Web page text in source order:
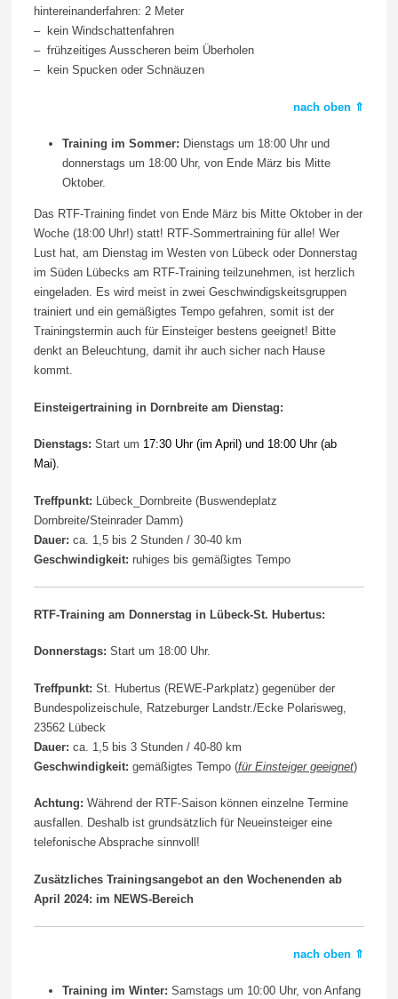
hintereinanderfahren: 2 Meter
– kein Windschattenfahren
– frühzeitiges Ausscheren beim Überholen
– kein Spucken oder Schnäuzen
nach oben ⇑
Training im Sommer: Dienstags um 18:00 Uhr und
donnerstags um 18:00 Uhr, von Ende März bis Mitte
Oktober.
Das RTF-Training findet von Ende März bis Mitte Oktober in der
Woche (18:00 Uhr!) statt! RTF-Sommertraining für alle! Wer
Lust hat, am Dienstag im Westen von Lübeck oder Donnerstag
im Süden Lübecks am RTF-Training teilzunehmen, ist herzlich
eingeladen. Es wird meist in zwei Geschwindigskeitsgruppen
trainiert und ein gemäßigtes Tempo gefahren, somit ist der
Trainingstermin auch für Einsteiger bestens geeignet! Bitte
denkt an Beleuchtung, damit ihr auch sicher nach Hause
kommt.
Einsteigertraining in Dornbreite am Dienstag:
Dienstags: Start um 17:30 Uhr (im April) und 18:00 Uhr (ab
Mai).
Treffpunkt: Lübeck_Dornbreite (Buswendeplatz
Dornbreite/Steinrader Damm)
Dauer: ca. 1,5 bis 2 Stunden / 30-40 km
Geschwindigkeit: ruhiges bis gemäßigtes Tempo
RTF-Training am Donnerstag in Lübeck-St. Hubertus:
Donnerstags: Start um 18:00 Uhr.
Treffpunkt: St. Hubertus (REWE-Parkplatz) gegenüber der
Bundespolizeischule, Ratzeburger Landstr./Ecke Polarisweg,
23562 Lübeck
Dauer: ca. 1,5 bis 3 Stunden / 40-80 km
Geschwindigkeit: gemäßigtes Tempo (für Einsteiger geeignet)
Achtung: Während der RTF-Saison können einzelne Termine
ausfallen. Deshalb ist grundsätzlich für Neueinsteiger eine
telefonische Absprache sinnvoll!
Zusätzliches Trainingsangebot an den Wochenenden ab
April 2024: im NEWS-Bereich
nach oben ⇑
Training im Winter: Samstags um 10:00 Uhr, von Anfang